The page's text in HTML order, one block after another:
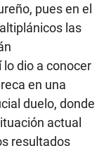
pues en el
las
dio a conocer
en una
duelo, donde
actual
resultados